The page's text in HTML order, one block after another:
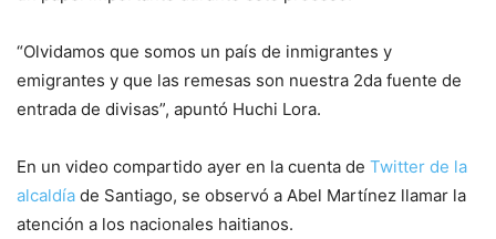
“Olvidamos que somos un país de inmigrantes y
emigrantes y que las remesas son nuestra 2da fuente de
entrada de divisas”, apuntó Huchi Lora.
En un video compartido ayer en la cuenta de Twitter de la
alcaldía de Santiago, se observó a Abel Martínez llamar la
atención a los nacionales haitianos.